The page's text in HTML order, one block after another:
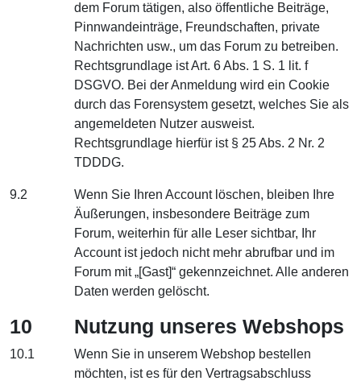
dem Forum tätigen, also öffentliche Beiträge,
Pinnwandeinträge, Freundschaften, private
Nachrichten usw., um das Forum zu betreiben.
Rechtsgrundlage ist Art. 6 Abs. 1 S. 1 lit. f
DSGVO. Bei der Anmeldung wird ein Cookie
durch das Forensystem gesetzt, welches Sie als
angemeldeten Nutzer ausweist.
Rechtsgrundlage hierfür ist § 25 Abs. 2 Nr. 2
TDDDG.
9.2
Wenn Sie Ihren Account löschen, bleiben Ihre
Äußerungen, insbesondere Beiträge zum
Forum, weiterhin für alle Leser sichtbar, Ihr
Account ist jedoch nicht mehr abrufbar und im
Forum mit „[Gast]“ gekennzeichnet. Alle anderen
Daten werden gelöscht.
10 Nutzung unseres Webshops
10.1
Wenn Sie in unserem Webshop bestellen
möchten, ist es für den Vertragsabschluss